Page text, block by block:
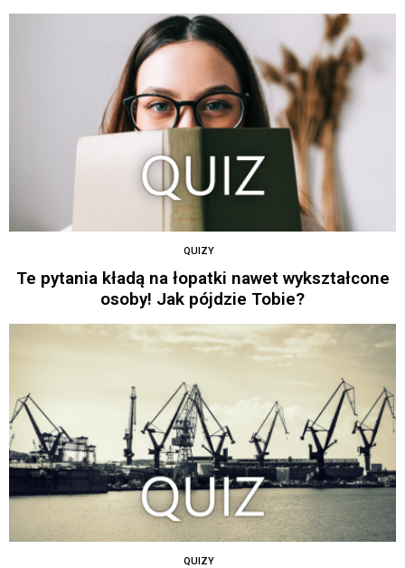
QUIZY
Te pytania kładą na łopatki nawet wykształcone
osoby! Jak pójdzie Tobie?
QUIZY